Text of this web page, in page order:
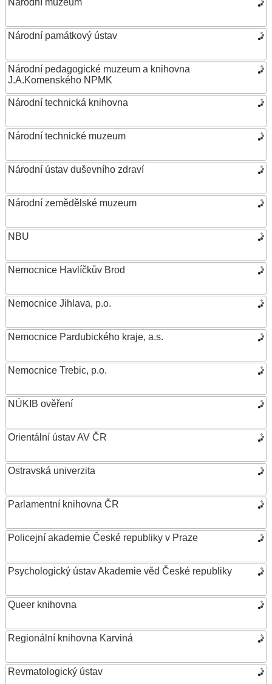
Národní muzeum
Národní památkový ústav
Národní pedagogické muzeum a knihovna
J.A.Komenského NPMK
Národní technická knihovna
Národní technické muzeum
Národní ústav duševního zdraví
Národní zemědělské muzeum
NBU
Nemocnice Havlíčkův Brod
Nemocnice Jihlava, p.o.
Nemocnice Pardubického kraje, a.s.
Nemocnice Trebic, p.o.
NÚKIB ověření
Orientální ústav AV ČR
Ostravská univerzita
Parlamentní knihovna ČR
Policejní akademie České republiky v Praze
Psychologický ústav Akademie věd České republiky
Queer knihovna
Regionální knihovna Karviná
Revmatologický ústav